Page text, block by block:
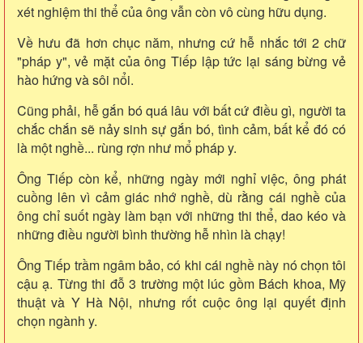
xét nghiệm thi thể của ông vẫn còn vô cùng hữu dụng.
Về hưu đã hơn chục năm, nhưng cứ hễ nhắc tới 2 chữ
"pháp y", vẻ mặt của ông Tiếp lập tức lại sáng bừng vẻ
hào hứng và sôi nổi.
Cũng phải, hễ gắn bó quá lâu với bất cứ điều gì, người ta
chắc chắn sẽ nảy sinh sự gắn bó, tình cảm, bất kể đó có
là một nghề... rùng rợn như mổ pháp y.
Ông Tiếp còn kể, những ngày mới nghỉ việc, ông phát
cuồng lên vì cảm giác nhớ nghề, dù rằng cái nghề của
ông chỉ suốt ngày làm bạn với những thi thể, dao kéo và
những điều người bình thường hễ nhìn là chạy!
Ông Tiếp trầm ngâm bảo, có khi cái nghề này nó chọn tôi
cậu ạ. Từng thi đỗ 3 trường một lúc gồm Bách khoa, Mỹ
thuật và Y Hà Nội, nhưng rốt cuộc ông lại quyết định
chọn ngành y.